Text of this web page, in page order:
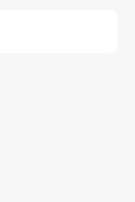
ケースがと
具体的に声